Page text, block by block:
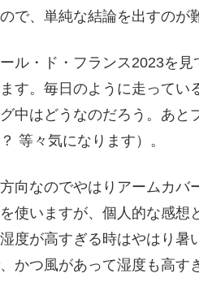
で、単純な結論を出すのが
ル・ド・フランス2023を
す。毎日のように走ってい
中はどうなのだろう。あ
等々気になります）。
向なのでやはりアームカ
使いますが、個人的な感
度が高すぎる時はやはり
かつ風があって湿度も高す